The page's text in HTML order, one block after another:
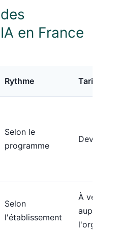
en France
Rythme
Selon le
programme
Devis à
Selon
l'établissement
À vérifier
auprès de